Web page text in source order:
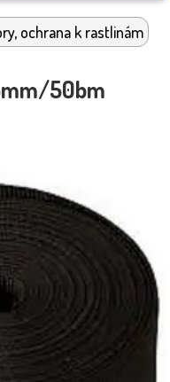
ochrana k rastlinám
50bm